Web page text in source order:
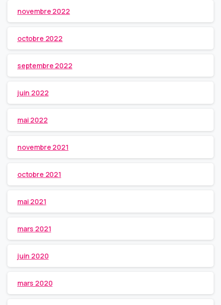
novembre 2022
octobre 2022
septembre 2022
juin 2022
mai 2022
novembre 2021
octobre 2021
mai 2021
mars 2021
juin 2020
mars 2020